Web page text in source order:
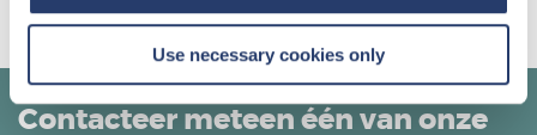
Use necessary cookies only
MEER INFORMATIE
Contacteer meteen één van onze